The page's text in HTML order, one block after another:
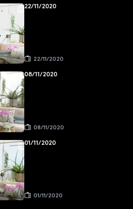
22/11/2020
22/11/2020
08/11/2020
08/11/2020
01/11/2020
01/11/2020